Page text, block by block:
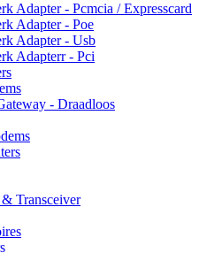
Adapter - Pcmcia / Expresscard
Adapter - Poe
Adapter - Usb
Adapterr - Pci
- Draadloos
Transceiver